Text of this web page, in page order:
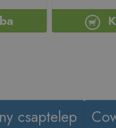
csaptelep